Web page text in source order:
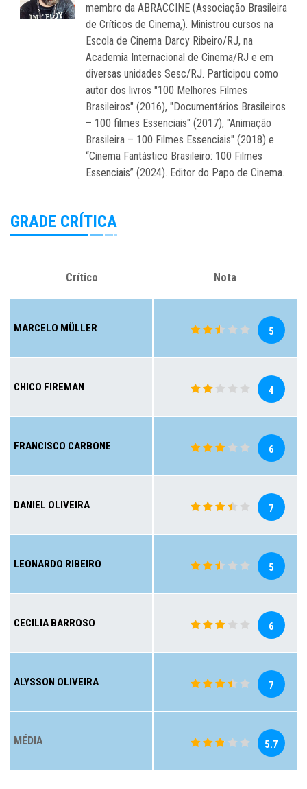
membro da ABRACCINE (Associação Brasileira
de Críticos de Cinema,). Ministrou cursos na
Escola de Cinema Darcy Ribeiro/RJ, na
Academia Internacional de Cinema/RJ e em
diversas unidades Sesc/RJ. Participou como
autor dos livros "100 Melhores Filmes
Brasileiros" (2016), "Documentários Brasileiros
– 100 filmes Essenciais" (2017), "Animação
Brasileira – 100 Filmes Essenciais" (2018) e
“Cinema Fantástico Brasileiro: 100 Filmes
Essenciais” (2024). Editor do Papo de Cinema.
GRADE CRÍTICA
Crítico Nota
MARCELO MÜLLER 5
CHICO FIREMAN 4
FRANCISCO CARBONE 6
DANIEL OLIVEIRA 7
LEONARDO RIBEIRO 5
CECILIA BARROSO 6
ALYSSON OLIVEIRA 7
MÉDIA 5.7